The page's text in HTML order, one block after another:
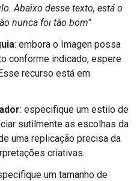
Abaixo desse texto, está o
nunca foi tão bom"
: embora o Imagen possa
conforme indicado, espere
recurso está em
: especifique um estilo de
sutilmente as escolhas da
uma replicação precisa da
criativas.
um tamanho de